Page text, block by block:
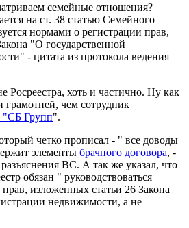
семейные отношения?
на ст. 38 статью Семейного
нормами о регистрации прав,
"О государственной
- цитата из протокола ведения
Росреестра, хоть и частично. Ну как
грамотней, чем сотрудник
"СБ Групп".
четко прописал - " все доводы
элементы брачного договора, -
ВС. А так же указал, что
обязан " руководствоваться
изложенных статьи 26 Закона
недвижимости, а не